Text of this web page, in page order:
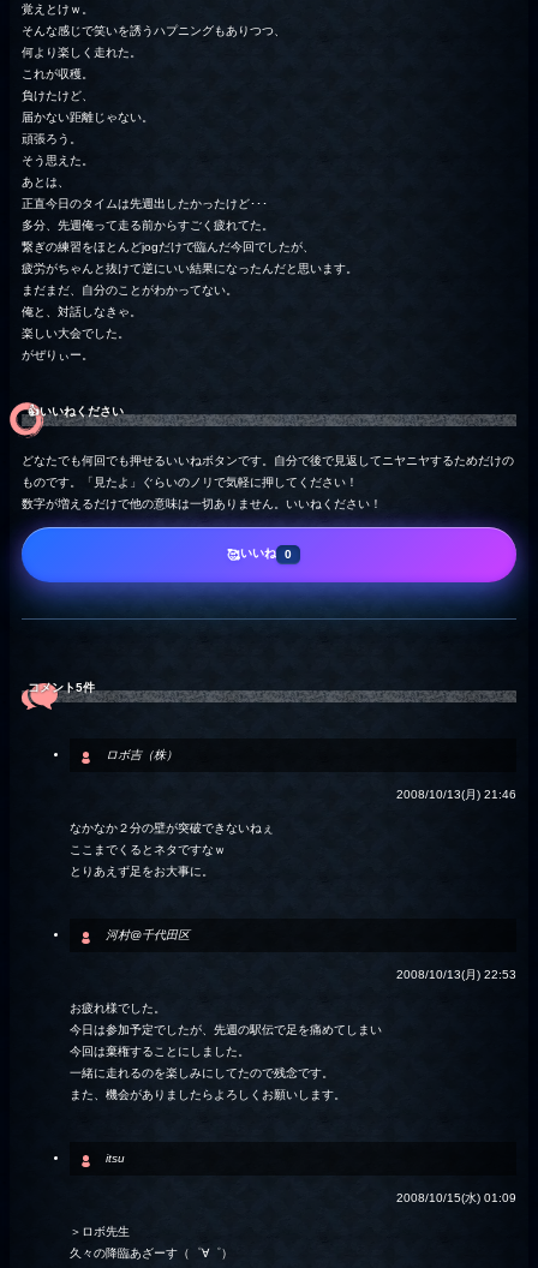
覚えとけｗ。
そんな感じで笑いを誘うハプニングもありつつ、
何より楽しく走れた。
これが収穫。
負けたけど、
届かない距離じゃない。
頑張ろう。
そう思えた。
あとは、
正直今日のタイムは先週出したかったけど･･･
多分、先週俺って走る前からすごく疲れてた。
繋ぎの練習をほとんどjogだけで臨んだ今回でしたが、
疲労がちゃんと抜けて逆にいい結果になったんだと思います。
まだまだ、自分のことがわかってない。
俺と、対話しなきゃ。
楽しい大会でした。
がぜりぃー。
👍️いいねください
どなたでも何回でも押せるいいねボタンです。自分で後で見返してニヤニヤするためだけの
ものです。「見たよ」ぐらいのノリで気軽に押してください！
数字が増えるだけで他の意味は一切ありません。いいねください！
🥰いいね 0
コメント5件
ロボ吉（株）
2008/10/13(月) 21:46
なかなか２分の壁が突破できないねぇ
ここまでくるとネタですなｗ
とりあえず足をお大事に。
河村@千代田区
2008/10/13(月) 22:53
お疲れ様でした。
今日は参加予定でしたが、先週の駅伝で足を痛めてしまい
今回は棄権することにしました。
一緒に走れるのを楽しみにしてたので残念です。
また、機会がありましたらよろしくお願いします。
itsu
2008/10/15(水) 01:09
＞ロボ先生
久々の降臨あざーす（゜∀゜）